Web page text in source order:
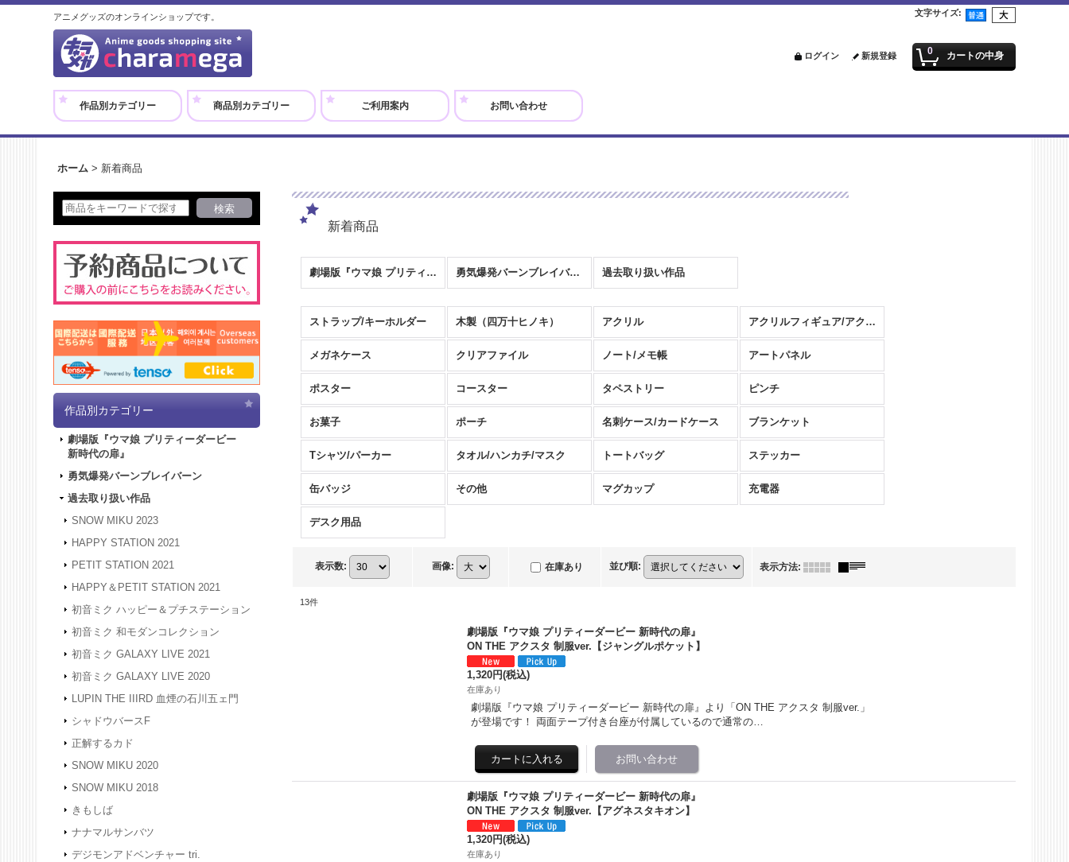
アニメグッズのオンラインショップです。 文字サイズ:
0 カートの中身
ログイン 新規登録
作品別カテゴリー 商品別カテゴリー ご利用案内 お問い合わせ
ホーム > 新着商品
作品別カテゴリー
劇場版『ウマ娘 プリティーダービー
新時代の扉』
勇気爆発バーンブレイバーン
過去取り扱い作品
SNOW MIKU 2023
HAPPY STATION 2021
PETIT STATION 2021
HAPPY＆PETIT STATION 2021
初音ミク ハッピー＆プチステーション
初音ミク 和モダンコレクション
初音ミク GALAXY LIVE 2021
初音ミク GALAXY LIVE 2020
LUPIN THE IIIRD 血煙の石川五ェ門
シャドウバースF
正解するカド
SNOW MIKU 2020
SNOW MIKU 2018
きもしば
ナナマルサンバツ
デジモンアドベンチャー tri.
新着商品
劇場版『ウマ娘 プリティーダービー 新時代の扉』 勇気爆発バーンブレイバーン 過去取り扱い作品
ストラップ/キーホルダー 木製（四万十ヒノキ） アクリル アクリルフィギュア/アクリルスタンド
メガネケース クリアファイル ノート/メモ帳 アートパネル
ポスター コースター タペストリー ピンチ
お菓子 ポーチ 名刺ケース/カードケース ブランケット
Tシャツ/パーカー タオル/ハンカチ/マスク トートバッグ ステッカー
缶バッジ その他 マグカップ 充電器
デスク用品
表示数: 画像: 在庫あり 並び順: 表示方法:
13件
劇場版『ウマ娘 プリティーダービー 新時代の扉』
ON THE アクスタ 制服ver.【ジャングルポケット】
1,320円(税込)
在庫あり
劇場版『ウマ娘 プリティーダービー 新時代の扉』より「ON THE アクスタ 制服ver.」
が登場です！ 両面テープ付き台座が付属しているので通常の…
劇場版『ウマ娘 プリティーダービー 新時代の扉』
ON THE アクスタ 制服ver.【アグネスタキオン】
1,320円(税込)
在庫あり